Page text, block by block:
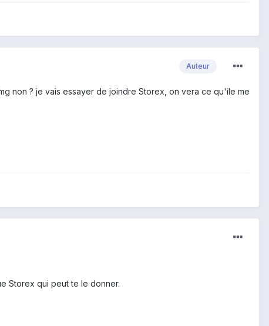
Auteur
non ? je vais essayer de joindre Storex, on vera ce qu'ile me
Storex qui peut te le donner.